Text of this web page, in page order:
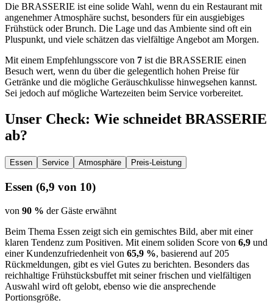
Die BRASSERIE ist eine solide Wahl, wenn du ein Restaurant mit
angenehmer Atmosphäre suchst, besonders für ein ausgiebiges
Frühstück oder Brunch. Die Lage und das Ambiente sind oft ein
Pluspunkt, und viele schätzen das vielfältige Angebot am Morgen.
Mit einem Empfehlungsscore von 7 ist die BRASSERIE einen
Besuch wert, wenn du über die gelegentlich hohen Preise für
Getränke und die mögliche Geräuschkulisse hinwegsehen kannst.
Sei jedoch auf mögliche Wartezeiten beim Service vorbereitet.
Unser Check: Wie schneidet BRASSERIE
ab?
Essen Service Atmosphäre Preis-Leistung
Essen (6,9 von 10)
von 90 % der Gäste erwähnt
Beim Thema Essen zeigt sich ein gemischtes Bild, aber mit einer
klaren Tendenz zum Positiven. Mit einem soliden Score von 6,9 und
einer Kundenzufriedenheit von 65,9 %, basierend auf 205
Rückmeldungen, gibt es viel Gutes zu berichten. Besonders das
reichhaltige Frühstücksbuffet mit seiner frischen und vielfältigen
Auswahl wird oft gelobt, ebenso wie die ansprechende
Portionsgröße.